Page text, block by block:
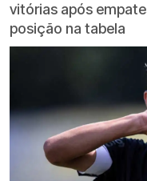
vitórias após
posição na tabela